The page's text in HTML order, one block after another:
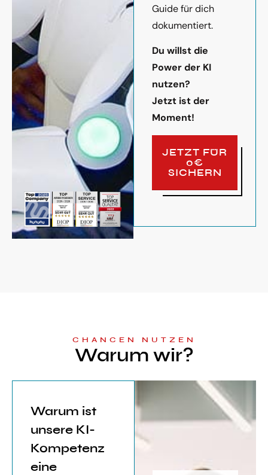
Guide für dich
dokumentiert.
Du willst die
Power der KI
nutzen?
Jetzt ist der
Moment!
JETZT FÜR
0€
SICHERN
CHANCEN NUTZEN
Warum wir?
Warum ist
unsere KI-
Kompetenz
eine